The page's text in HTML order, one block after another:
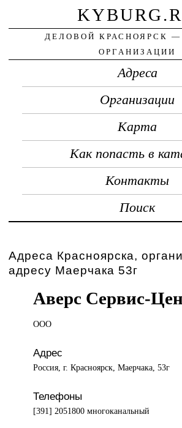
ДЕЛОВОЙ КРАСНОЯРСК —
ОРГАНИЗАЦИИ
Адреса
Организации
Карта
Как попасть в
Контакты
Поиск
Адреса Красноярска,
адресу Маерчака 53г
Аверс Сервис-
ООО
Адрес
Россия, г. Красноярск, Маерчака, 53г
Телефоны
[391] 2051800 многоканальный